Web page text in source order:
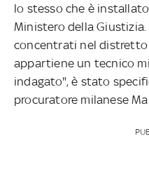
lo stesso che è
Ministero della
concentrati nel distretto
appartiene un tecnico
indagato", è stato
procuratore milanese